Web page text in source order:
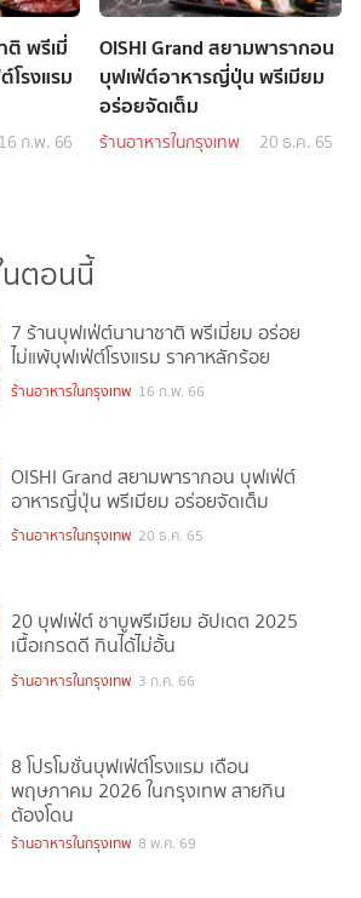
ติ พรีเมี่
รงแรม
16 ก.พ. 66
OISHI Grand สยามพารากอน
บุฟเฟ่ต์อาหารญี่ปุ่น พรีเมียม
อร่อยจัดเต็ม
ร้านอาหารในกรุงเทพ 20 ธ.ค. 65
ตอนนี้
7 ร้านบุฟเฟ่ต์นานาชาติ พรีเมี่ยม อร่อย
ไม่แพ้บุฟเฟ่ต์โรงแรม ราคาหลักร้อย
ร้านอาหารในกรุงเทพ 16 ก.พ. 66
OISHI Grand สยามพารากอน บุฟเฟ่ต์
อาหารญี่ปุ่น พรีเมียม อร่อยจัดเต็ม
ร้านอาหารในกรุงเทพ 20 ธ.ค. 65
20 บุฟเฟ่ต์ ชาบูพรีเมียม อัปเดต 2025
เนื้อเกรดดี กินได้ไม่อั้น
ร้านอาหารในกรุงเทพ 3 ก.ค. 66
8 โปรโมชั่นบุฟเฟ่ต์โรงแรม เดือน
พฤษภาคม 2026 ในกรุงเทพ สายกิน
ต้องโดน
ร้านอาหารในกรุงเทพ 8 พ.ค. 69